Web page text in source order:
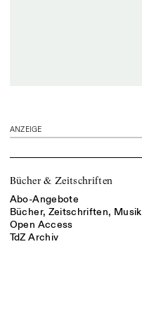
ANZEIGE
Bücher & Zeitschriften
Abo-Angebote
Bücher, Zeitschriften, Musik
Open Access
TdZ Archiv